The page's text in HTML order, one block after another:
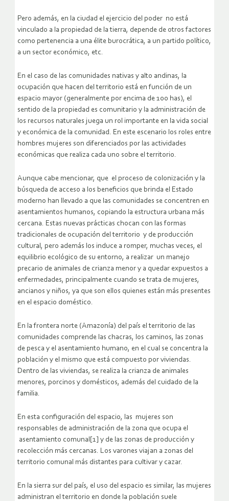
Pero además, en la ciudad el ejercicio del poder no está
vinculado a la propiedad de la tierra, depende de otros factores
como pertenencia a una élite burocrática, a un partido político,
a un sector económico, etc.
En el caso de las comunidades nativas y alto andinas, la
ocupación que hacen del territorio está en función de un
espacio mayor (generalmente por encima de 100 has), el
sentido de la propiedad es comunitario y la administración de
los recursos naturales juega un rol importante en la vida social
y económica de la comunidad. En este escenario los roles entre
hombres mujeres son diferenciados por las actividades
económicas que realiza cada uno sobre el territorio.
Aunque cabe mencionar, que el proceso de colonización y la
búsqueda de acceso a los beneficios que brinda el Estado
moderno han llevado a que las comunidades se concentren en
asentamientos humanos, copiando la estructura urbana más
cercana. Estas nuevas prácticas chocan con las formas
tradicionales de ocupación del territorio y de producción
cultural, pero además los induce a romper, muchas veces, el
equilibrio ecológico de su entorno, a realizar un manejo
precario de animales de crianza menor y a quedar expuestos a
enfermedades, principalmente cuando se trata de mujeres,
ancianos y niños, ya que son ellos quienes están más presentes
en el espacio doméstico.
En la frontera norte (Amazonía) del país el territorio de las
comunidades comprende las chacras, los caminos, las zonas
de pesca y el asentamiento humano, en el cual se concentra la
población y el mismo que está compuesto por viviendas.
Dentro de las viviendas, se realiza la crianza de animales
menores, porcinos y domésticos, además del cuidado de la
familia.
En esta configuración del espacio, las mujeres son
responsables de administración de la zona que ocupa el
asentamiento comunal[1] y de las zonas de producción y
recolección más cercanas. Los varones viajan a zonas del
territorio comunal más distantes para cultivar y cazar.
En la sierra sur del país, el uso del espacio es similar, las mujeres
administran el territorio en donde la población suele